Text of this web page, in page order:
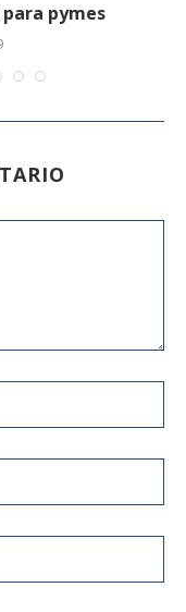
pymes